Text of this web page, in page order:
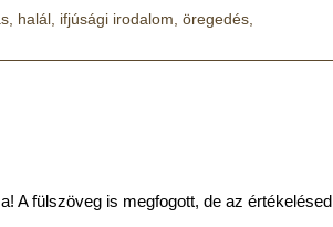
halál ifjúsági irodalom öregedés
A fülszöveg is megfogott, de az értékelésed